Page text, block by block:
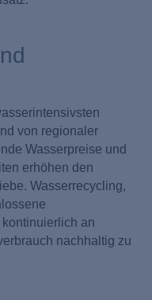
von regionaler
Wasserpreise und
erhöhen den
Wasserrecycling,
an
nachhaltig zu